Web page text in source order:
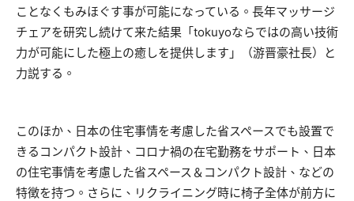
ことなくもみほぐす事が可能になっている。長年マッサージ
チェアを研究し続けて来た結果「tokuyoならではの高い技術
力が可能にした極上の癒しを提供します」（游晋豪社長）と
力説する。
このほか、日本の住宅事情を考慮した省スペースでも設置で
きるコンパクト設計、コロナ禍の在宅勤務をサポート、日本
の住宅事情を考慮した省スペース＆コンパクト設計、などの
特徴を持つ。さらに、リクライニング時に椅子全体が前方に